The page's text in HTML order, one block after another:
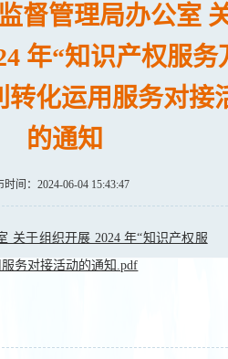
督管理局办公室
年“知识产权服务
化运用服务对接
的通知
时间：2024-06-04 15:43:47
关于组织开展 2024 年“知识产权服
务对接活动的通知.pdf